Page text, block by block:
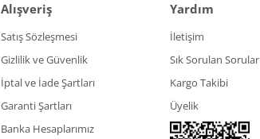
Alışveriş
Satış Sözleşmesi
Gizlilik ve Güvenlik
İptal ve İade Şartları
Garanti Şartları
Banka Hesaplarımız
Yardım
İletişim
Sık Sorulan Sorular
Kargo Takibi
Üyelik